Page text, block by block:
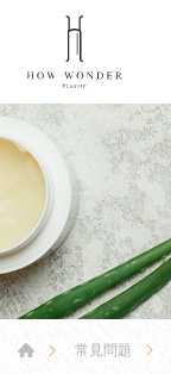
常見問題